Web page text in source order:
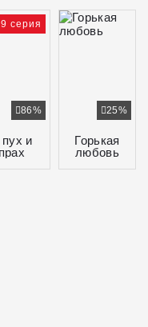
и
прах
86%
серия
Горькая
любовь
25%